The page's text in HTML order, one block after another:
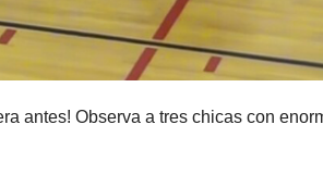
antes! Observa a tres chicas con